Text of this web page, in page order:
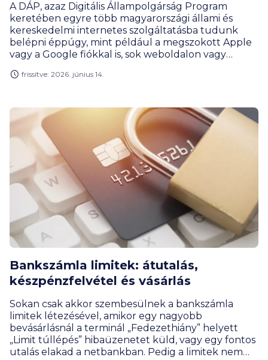
A DÁP, azaz Digitális Állampolgárság Program
keretében egyre több magyarországi állami és
kereskedelmi internetes szolgáltatásba tudunk
belépni éppúgy, mint például a megszokott Apple
vagy a Google fiókkal is, sok weboldalon vagy
szolgáltatások is. A BiztosDöntés.hu összeszedte,
frissítve: 2026. június 14.
Bankszámla limitek: átutalás,
készpénzfelvétel és vásárlás
Sokan csak akkor szembesülnek a bankszámla
limitek létezésével, amikor egy nagyobb
bevásárlásnál a terminál „Fedezethiány” helyett
„Limit túllépés” hibaüzenetet küld, vagy egy fontos
utalás elakad a netbankban. Pedig a limitek nem